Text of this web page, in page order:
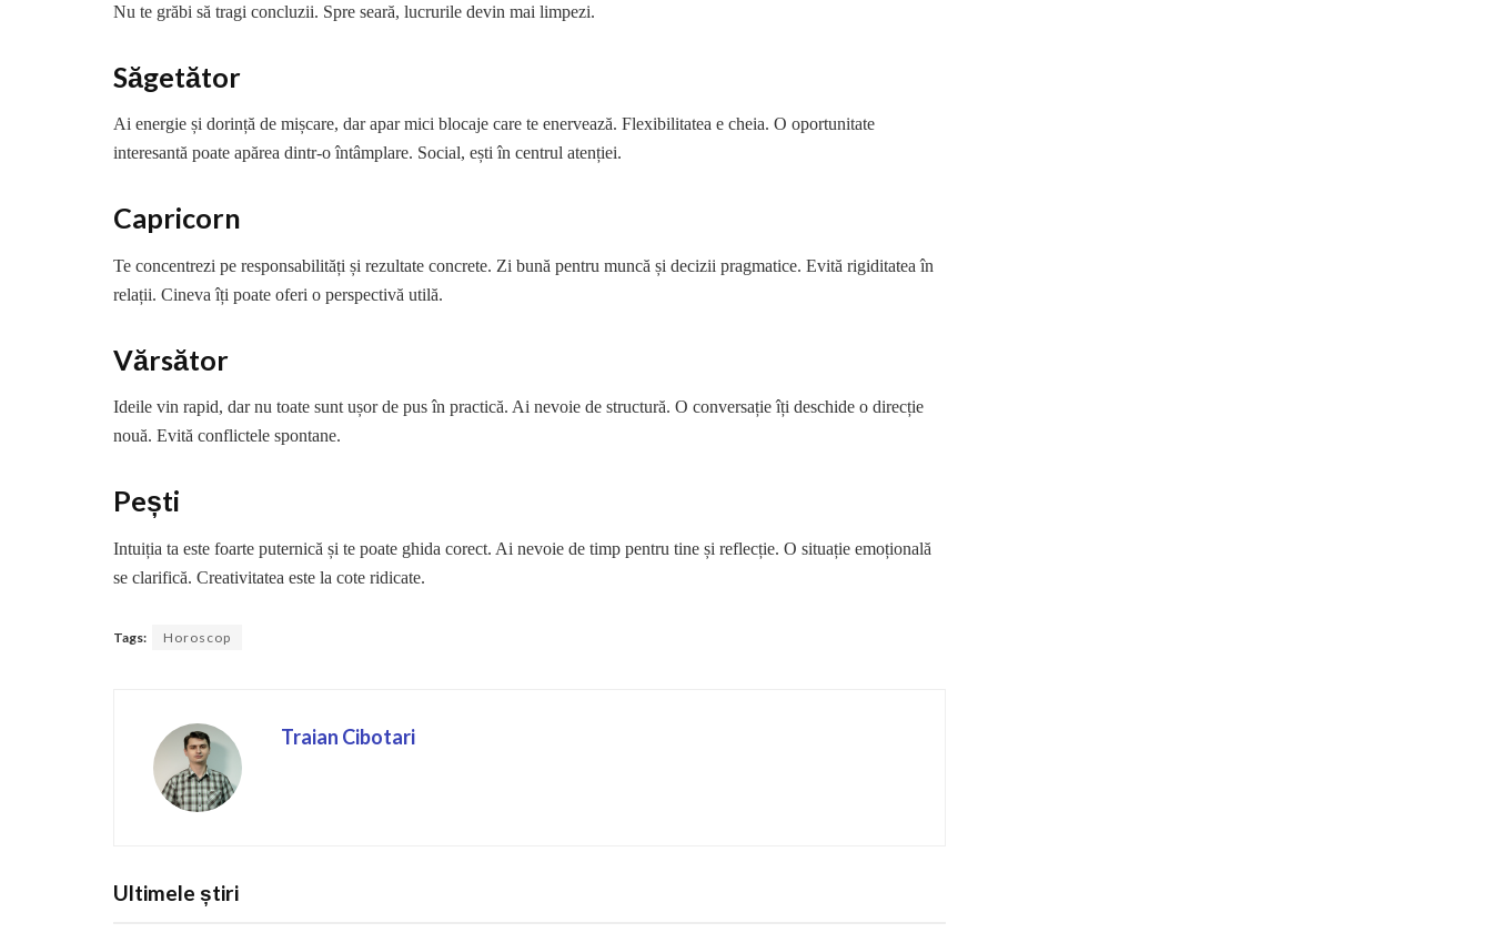
Nu te grăbi să tragi concluzii. Spre seară, lucrurile devin mai limpezi.
Săgetător
Ai energie și dorință de mișcare, dar apar mici blocaje care te enervează. Flexibilitatea e cheia. O oportunitate
interesantă poate apărea dintr-o întâmplare. Social, ești în centrul atenției.
Capricorn
Te concentrezi pe responsabilități și rezultate concrete. Zi bună pentru muncă și decizii pragmatice. Evită rigiditatea în
relații. Cineva îți poate oferi o perspectivă utilă.
Vărsător
Ideile vin rapid, dar nu toate sunt ușor de pus în practică. Ai nevoie de structură. O conversație îți deschide o direcție
nouă. Evită conflictele spontane.
Pești
Intuiția ta este foarte puternică și te poate ghida corect. Ai nevoie de timp pentru tine și reflecție. O situație emoțională
se clarifică. Creativitatea este la cote ridicate.
Tags: Horoscop
Traian Cibotari
Ultimele știri